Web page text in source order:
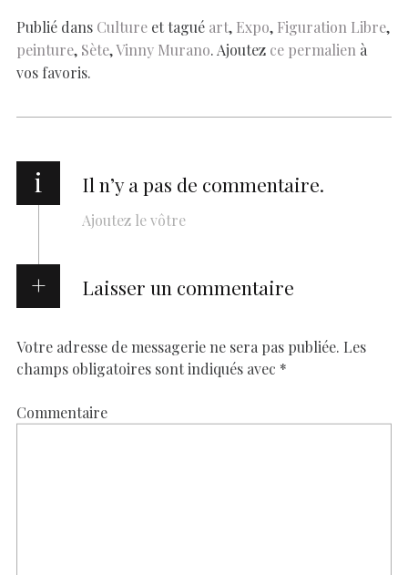
o
k
p
p
n er n
k
Publié dans Culture et tagué art, Expo, Figuration Libre,
peinture, Sète,Vinny Murano. Ajoutez ce permalien à
vos favoris.
i Il n’y a pas de commentaire.
Ajoutez le vôtre
Laisser un commentaire
Votre adresse de messagerie ne sera pas publiée. Les
champs obligatoires sont indiqués avec *
Commentaire